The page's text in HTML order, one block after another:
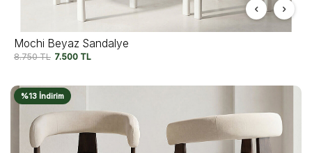
Mochi Beyaz Sandalye
8.750TL 7.500 TL
%13 İndirim